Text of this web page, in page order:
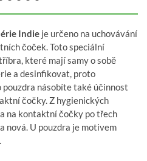
Indie je určeno na uchovávání
čoček. Toto speciální
které mají samy o sobě
a desinfikovat, proto
násobíte také účinnost
čočky. Z hygienických
na kontaktní čočky po třech
nová. U pouzdra je motivem